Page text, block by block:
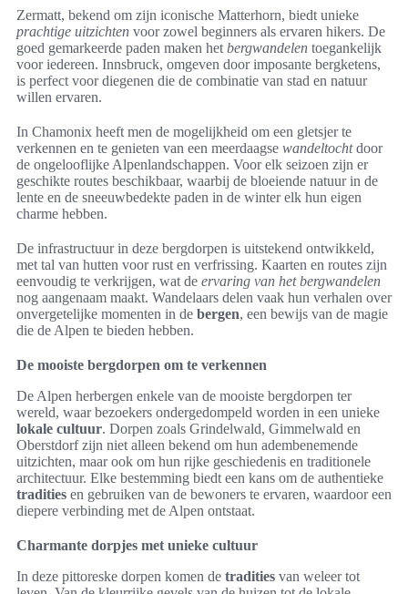
Zermatt, bekend om zijn iconische Matterhorn, biedt unieke
prachtige uitzichten voor zowel beginners als ervaren hikers. De
goed gemarkeerde paden maken het bergwandelen toegankelijk
voor iedereen. Innsbruck, omgeven door imposante bergketens,
is perfect voor diegenen die de combinatie van stad en natuur
willen ervaren.
In Chamonix heeft men de mogelijkheid om een gletsjer te
verkennen en te genieten van een meerdaagse wandeltochtdoor
de ongelooflijke Alpenlandschappen. Voor elk seizoen zijn er
geschikte routes beschikbaar, waarbij de bloeiende natuur in de
lente en de sneeuwbedekte paden in de winter elk hun eigen
charme hebben.
De infrastructuur in deze bergdorpen is uitstekend ontwikkeld,
met tal van hutten voor rust en verfrissing. Kaarten en routes zijn
eenvoudig te verkrijgen, wat de ervaring van het bergwandelen
nog aangenaam maakt. Wandelaars delen vaak hun verhalen over
onvergetelijke momenten in de bergen, een bewijs van de magie
die de Alpen te bieden hebben.
De mooiste bergdorpen om te verkennen
De Alpen herbergen enkele van de mooiste bergdorpen ter
wereld, waar bezoekers ondergedompeld worden in een unieke
lokale cultuur. Dorpen zoals Grindelwald, Gimmelwald en
Oberstdorf zijn niet alleen bekend om hun adembenemende
uitzichten, maar ook om hun rijke geschiedenis en traditionele
architectuur. Elke bestemming biedt een kans om de authentieke
tradities en gebruiken van de bewoners te ervaren, waardoor een
diepere verbinding met de Alpen ontstaat.
Charmante dorpjes met unieke cultuur
In deze pittoreske dorpen komen de tradities van weleer tot